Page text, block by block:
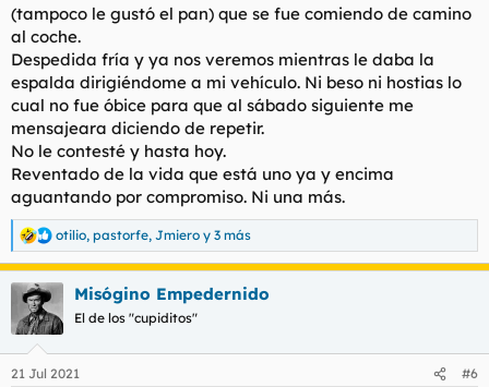
(tampoco le gustó el pan) que se fue comiendo de camino
al coche.
Despedida fría y ya nos veremos mientras le daba la
espalda dirigiéndome a mi vehículo. Ni beso ni hostias lo
cual no fue óbice para que al sábado siguiente me
mensajeara diciendo de repetir.
No le contesté y hasta hoy.
Reventado de la vida que está uno ya y encima
aguantando por compromiso. Ni una más.
R
e
a
c
i
e
otilio, pastorfe, Jmiero y 3 más
Misógino Empedernido
El de los "cupiditos"
21 Jul 2021 #6